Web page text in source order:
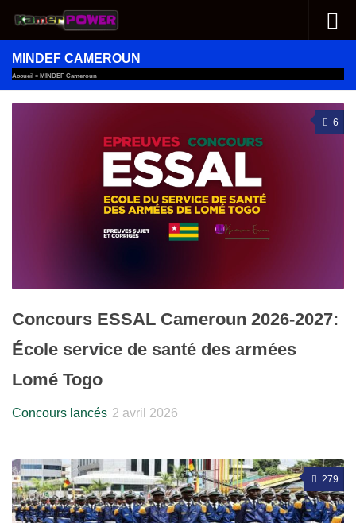
Au dessous du contenu
MINDEF CAMEROUN
Accueil » MINDEF Cameroun
6
Concours ESSAL Cameroun 2026-2027:
École service de santé des armées
Lomé Togo
Concours lancés 2 avril 2026
279